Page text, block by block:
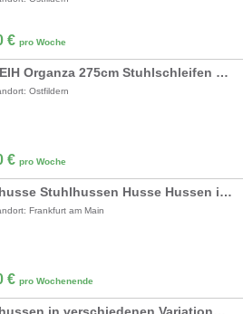
€ pro Woche
VERLEIH Organza 275cm Stuhlschleifen Taft Stuhlhussen Schleifen
Ostfildern
€ pro Woche
Stuhlhusse Stuhlhussen Husse Hussen inkl. Schleife
Frankfurt am Main
€ pro Wochenende